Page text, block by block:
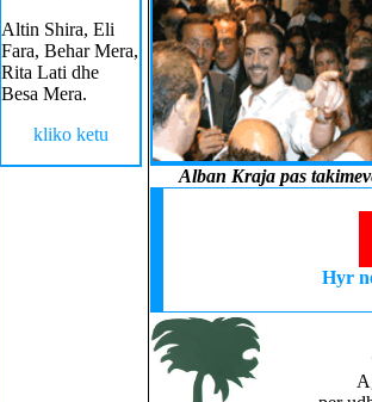
Altin Shira, Eli
Fara, Behar Mera,
Rita Lati dhe
Besa Mera.
kliko ketu
Alban Kraja pas
Hyr